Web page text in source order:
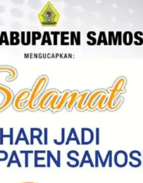
kita bersama terhadap
para pahlawan yang telah
ujar Aiptu Muliyadi
warga.‎‎Ia juga
memperhatikan kondisi
memastikan bendera
tidak sobek, dan layak
sebagai simbol kehormatan
menyampaikan imbauan
sambang DDS ini juga
sebagai sarana deteksi
mengantisipasi potensi